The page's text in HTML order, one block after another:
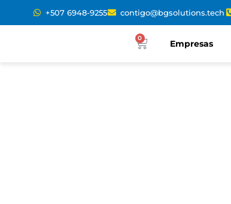
+507 6948-9255 contigo@bgsolutions.tech
0
Empresas